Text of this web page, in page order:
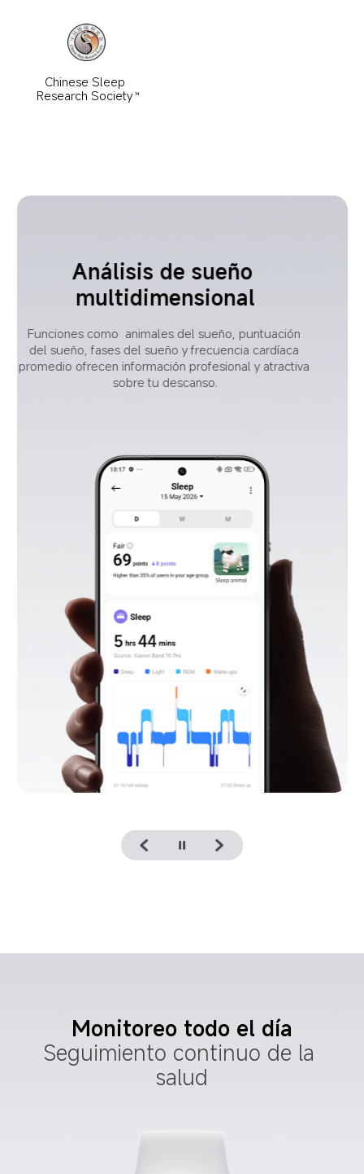
Chinese Sleep
Research Society 14
Informes de tendencias de
sueño
Abarca la calidad, regularidad, duración y eficiencia
del sueño mediante un análisis multidimensional,
generando informes semanales y mensuales
estructurados para ayudarte a comprender tus
Monitoreo todo el día
Seguimiento continuo de la
salud